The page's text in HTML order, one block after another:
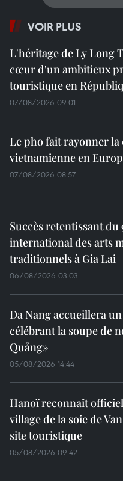
VOIR PLUS
L'héritage de Ly Long
cœur d'un ambitieux
touristique en
07/08/2026 09:01
Le pho fait rayonner
vietnamienne en
07/08/2026 08:57
Succès retentissant du
international des arts
traditionnels à Gia Lai
06/08/2026 03:03
Da Nang accueillera
célébrant la soupe de
Quảng»
05/08/2026 14:44
Hanoï reconnaît
village de la soie de
site touristique
05/08/2026 09:42